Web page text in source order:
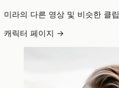
미라의 다른 영상 및 비슷한 클립
캐릭터 페이지 →